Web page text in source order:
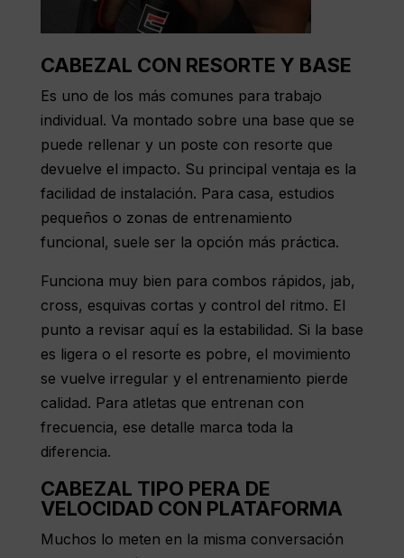
CABEZAL CON RESORTE Y BASE
Es uno de los más comunes para trabajo
individual. Va montado sobre una base que se
puede rellenar y un poste con resorte que
devuelve el impacto. Su principal ventaja es la
facilidad de instalación. Para casa, estudios
pequeños o zonas de entrenamiento
funcional, suele ser la opción más práctica.
Funciona muy bien para combos rápidos, jab,
cross, esquivas cortas y control del ritmo. El
punto a revisar aquí es la estabilidad. Si la base
es ligera o el resorte es pobre, el movimiento
se vuelve irregular y el entrenamiento pierde
calidad. Para atletas que entrenan con
frecuencia, ese detalle marca toda la
diferencia.
CABEZAL TIPO PERA DE
VELOCIDAD CON PLATAFORMA
Muchos lo meten en la misma conversación